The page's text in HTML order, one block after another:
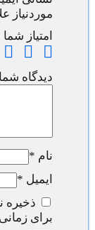
موردنیاز
امتیاز شما
دیدگاه شما
نام *
ایمیل *
ذخیره
برای